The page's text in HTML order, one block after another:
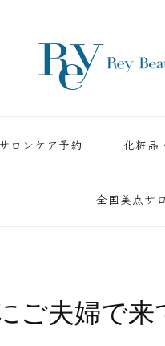
サロンケア予約 化粧品
全国美点サ
ご夫婦で来